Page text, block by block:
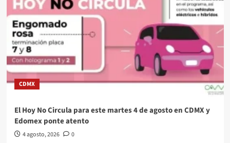
CDMX
El Hoy No Circula para este martes 4 de agosto en CDMX y
Edomex ponte atento
4 agosto, 2026 0